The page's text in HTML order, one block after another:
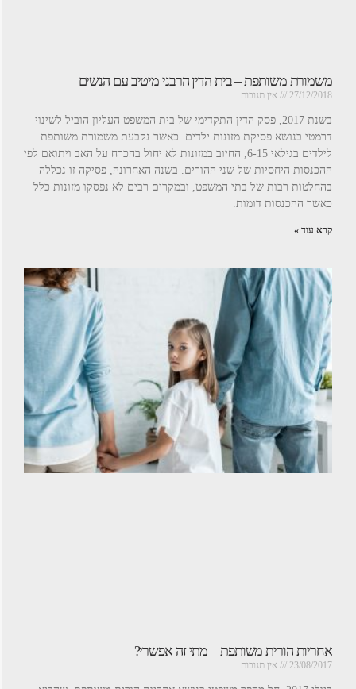
משמורת משותפת – בית הדין הרבני מיטיב עם הנשים
27/12/2018 אין תגובות
בשנת 2017, פסק הדין התקדימי של בית המשפט העליון הוביל לשינוי
דרמטי בנושא פסיקת מזונות ילדים. כאשר נקבעת משמורת משותפת
לילדים בגילאי 6-15, החיוב במזונות לא יחול בהכרח על האב ויתואם לפי
ההכנסות היחסיות של שני ההורים. בשנה האחרונה, פסיקה זו נכללה
בהחלטות רבות של בתי המשפט, ובמקרים רבים לא נפסקו מזונות כלל
כאשר ההכנסות דומות.
קרא עוד »
אחריות הורית משותפת – מתי זה אפשרי?
23/08/2017 אין תגובות